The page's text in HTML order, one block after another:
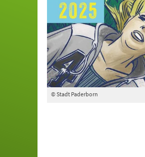
© Stadt Paderborn